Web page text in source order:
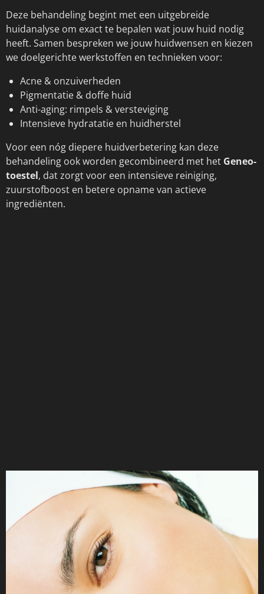
Deze behandeling begint met een uitgebreide
huidanalyse om exact te bepalen wat jouw huid nodig
heeft. Samen bespreken we jouw huidwensen en kiezen
we doelgerichte werkstoffen en technieken voor:
Acne & onzuiverheden
Pigmentatie & doffe huid
Anti-aging: rimpels & versteviging
Intensieve hydratatie en huidherstel
Voor een nóg diepere huidverbetering kan deze
behandeling ook worden gecombineerd met het Geneo-
toestel, dat zorgt voor een intensieve reiniging,
zuurstofboost en betere opname van actieve
ingrediënten.